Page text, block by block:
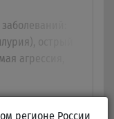
острый
агрессия,
фолиево-
регионе России